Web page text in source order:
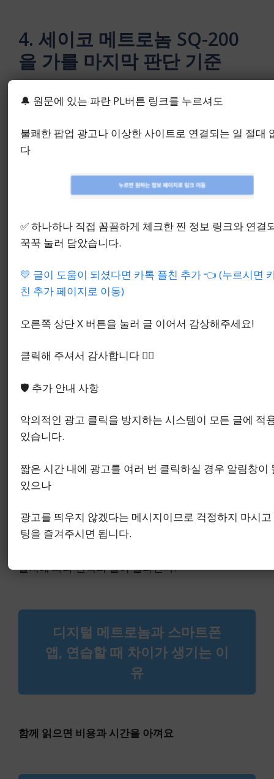
4. 세이코 메트로놈 SQ-200
을 가를 마지막 판단 기준
연습 장면을 떠올려 보면 더 빨리 정리된다. 소리가
주 쓰는지에 따라 같은 기능도 체감이 다르게 남기
때문이다.
가볍게 들고 다니는 편의가 더 중요하다면 다른 유형
이 더 자연스러울 수 있다. 반대로 템포를 세밀하게
다면 SQ-200의 방향성이 더 또렷해진다.
이 포스팅은 쿠팡 파트너스 활동의 일환으로, 이에
따른 일정액의 수수료를 제공받습니다.
세이코 메트로놈 200이라는 검색어 끝에서 남겨야
할 질문은 하나다. 숫자를 보고 고를지, 아니면 SQ-
를지에 따라 선택의 결이 달라진다.
디지털 메트로놈과 스마트폰
앱, 연습할 때 차이가 생기는 이
유
함께 읽으면 비용과 시간을 아껴요
🔔 원문에 있는 파란 PL버튼 링크를 누르셔도
불쾌한 팝업 광고나 이상한 사이트로 연결되는 일 절대
다
✅ 하나하나 직접 꼼꼼하게 체크한 찐 정보 링크와 연결
꾹꾹 눌러 담았습니다.
💛 글이 도움이 되셨다면 카톡 플친 추가 👈 (누르시면
친 추가 페이지로 이동)
오른쪽 상단 X 버튼을 눌러 글 이어서 감상해주세요!
클릭해 주셔서 감사합니다 🙇‍♂️
🛡️ 추가 안내 사항
악의적인 광고 클릭을 방지하는 시스템이 모든 글에 적
있습니다.
짧은 시간 내에 광고를 여러 번 클릭하실 경우 알림창이
있으나
광고를 띄우지 않겠다는 메시지이므로 걱정하지 마시
팅을 즐겨주시면 됩니다.